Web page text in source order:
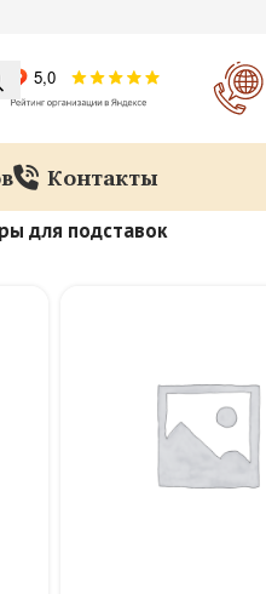
Контакты
для подставок